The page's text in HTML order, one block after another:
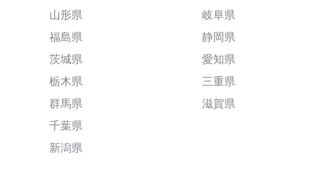
山形県
福島県
茨城県
栃木県
群馬県
千葉県
新潟県
岐阜県
静岡県
愛知県
三重県
滋賀県